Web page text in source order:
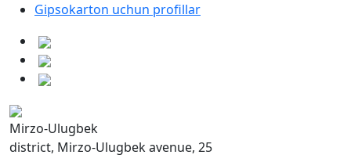
Gipsokarton uchun profillar
Mirzo-Ulugbek
district, Mirzo-Ulugbek avenue, 25